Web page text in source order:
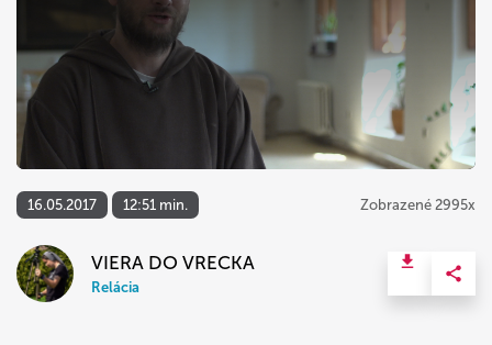
16.05.2017 12:51 min. Zobrazené 2995x
VIERA DO VRECKA
Relácia